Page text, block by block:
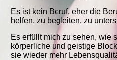
Es ist kein Beruf, eher die
helfen, zu begleiten, zu
Es erfüllt mich zu sehen, wie
körperliche und geistige
sie wieder mehr